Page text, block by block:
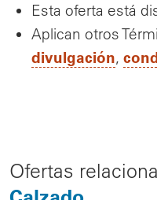
Esta oferta está
Aplican otros
divulgación,
Ofertas